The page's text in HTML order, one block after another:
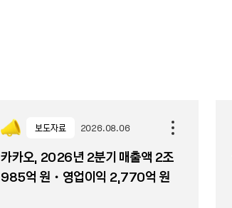
보도자료 2026.08.06
카카오, 2026년 2분기 매출액 2조
985억 원・영업이익 2,770억 원